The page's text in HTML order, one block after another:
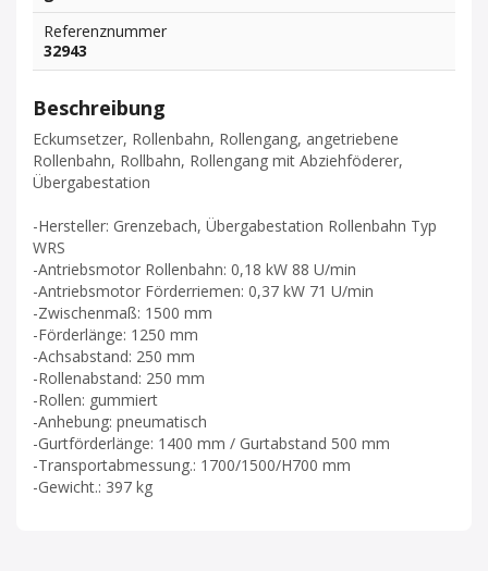
Referenznummer
32943
Beschreibung
Eckumsetzer, Rollenbahn, Rollengang, angetriebene
Rollenbahn, Rollbahn, Rollengang mit Abziehföderer,
Übergabestation
-Hersteller: Grenzebach, Übergabestation Rollenbahn Typ
WRS
-Antriebsmotor Rollenbahn: 0,18 kW 88 U/min
-Antriebsmotor Förderriemen: 0,37 kW 71 U/min
-Zwischenmaß: 1500 mm
-Förderlänge: 1250 mm
-Achsabstand: 250 mm
-Rollenabstand: 250 mm
-Rollen: gummiert
-Anhebung: pneumatisch
-Gurtförderlänge: 1400 mm / Gurtabstand 500 mm
-Transportabmessung.: 1700/1500/H700 mm
-Gewicht.: 397 kg